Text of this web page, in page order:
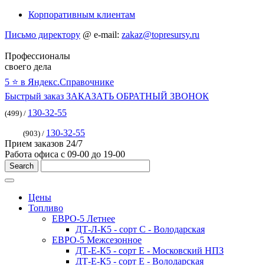
Корпоративным клиентам
Письмо директору @ e-mail: zakaz@topresursy.ru
Профессионалы
своего дела
5 ⭐️ в Яндекс.Справочнике
Быстрый заказ ЗАКАЗАТЬ ОБРАТНЫЙ ЗВОНОК
(499) / 130-32-55
(903) / 130-32-55
Прием заказов 24/7
Работа офиса с 09-00 до 19-00
Цены
Топливо
ЕВРО-5 Летнее
ДТ-Л-К5 - сорт С - Володарская
ЕВРО-5 Межсезонное
ДТ-Е-К5 - сорт E - Московский НПЗ
ДТ-Е-К5 - сорт E - Володарская